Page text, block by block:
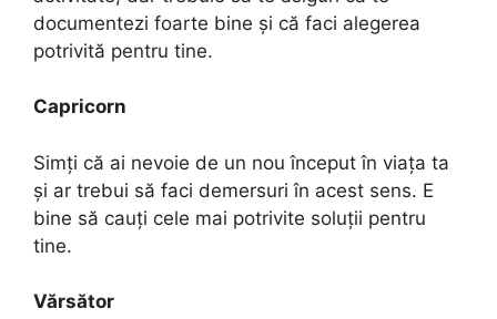
documentezi foarte bine și că faci alegerea
potrivită pentru tine.
Capricorn
Simți că ai nevoie de un nou început în viața ta
și ar trebui să faci demersuri în acest sens. E
bine să cauți cele mai potrivite soluții pentru
tine.
Vărsător